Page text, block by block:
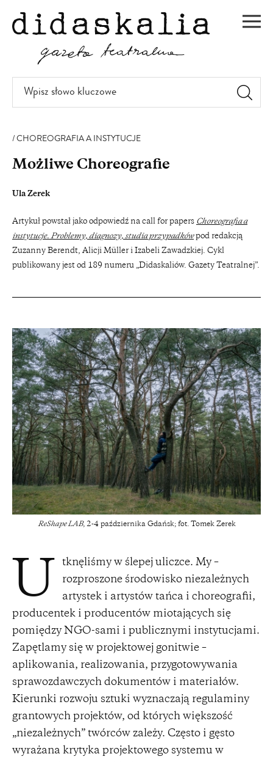
DO
TREŚCI
Wpisz
słowo
CHOREOGRAFIA A INSTYTUCJE
Możliwe Choreografie
Ula Zerek
Artykuł powstał jako odpowiedź na call for papers Choreografia a
instytucje. Problemy, diagnozy, studia przypadków pod redakcją
Zuzanny Berendt, Alicji Müller i Izabeli Zawadzkiej. Cykl
publikowany jest od 189 numeru „Didaskaliów. Gazety Teatralnej”.
ReShape LAB, 2-4 października Gdańsk; fot. Tomek Zerek
U
tknęliśmy w ślepej uliczce. My –
rozproszone środowisko niezależnych
artystek i artystów tańca i choreografii,
producentek i producentów miotających się
pomiędzy NGO-sami i publicznymi instytucjami.
Zapętlamy się w projektowej gonitwie –
aplikowania, realizowania, przygotowywania
sprawozdawczych dokumentów i materiałów.
Kierunki rozwoju sztuki wyznaczają regulaminy
grantowych projektów, od których większość
„niezależnych” twórców zależy. Często i gęsto
wyrażana krytyka projektowego systemu w